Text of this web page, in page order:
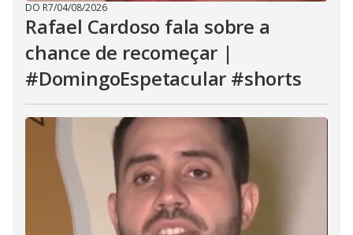
DO R7/04/08/2026
Rafael Cardoso fala sobre a
chance de recomeçar |
#DomingoEspetacular #shorts